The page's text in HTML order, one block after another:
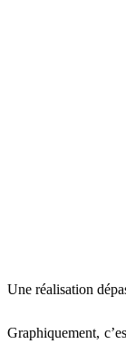
Une réalisation
Graphiquement,